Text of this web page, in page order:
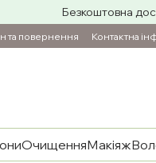
Безкоштовна
та повернення Контактна
ОчищенняМакіяж